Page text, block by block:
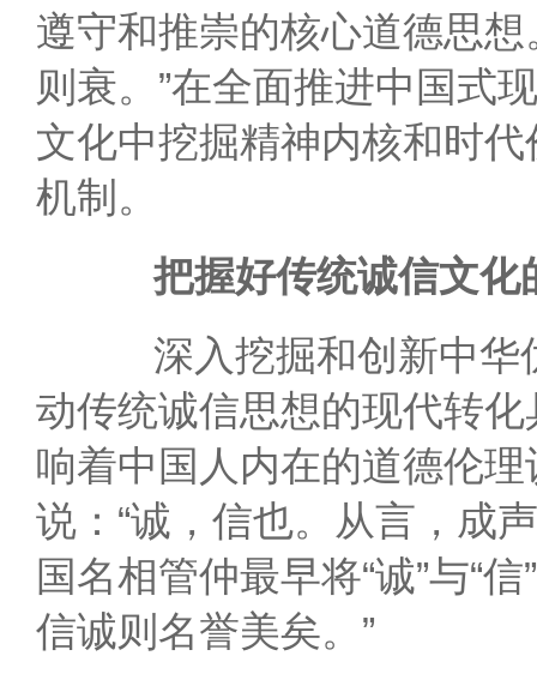
遵守和推崇的核心道德思
则衰。”在全面推进中国式
文化中挖掘精神内核和时
机制。
把握好传统诚信文化
深入挖掘和创新中华
动传统诚信思想的现代转
响着中国人内在的道德伦
说：“诚，信也。从言，成
国名相管仲最早将“诚”与“
信诚则名誉美矣。”